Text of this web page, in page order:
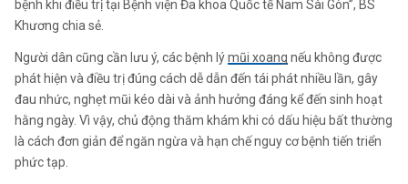
bệnh khi điều trị tại Bệnh viện Đa khoa Quốc tế Nam Sài Gòn”, BS
Khương chia sẻ.
Người dân cũng cần lưu ý, các bệnh lýmũi xoang nếu không được
phát hiện và điều trị đúng cách dễ dẫn đến tái phát nhiều lần, gây
đau nhức, nghẹt mũi kéo dài và ảnh hưởng đáng kể đến sinh hoạt
hằng ngày. Vì vậy, chủ động thăm khám khi có dấu hiệu bất thường
là cách đơn giản để ngăn ngừa và hạn chế nguy cơ bệnh tiến triển
phức tạp.